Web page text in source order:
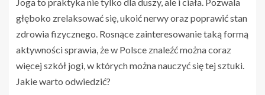
głęboko zrelaksować się, ukoić nerwy oraz poprawić stan
zdrowia fizycznego. Rosnące zainteresowanie taką formą
aktywności sprawia, że w Polsce znaleźć można coraz
więcej szkół jogi, w których można nauczyć się tej sztuki.
Jakie warto odwiedzić?